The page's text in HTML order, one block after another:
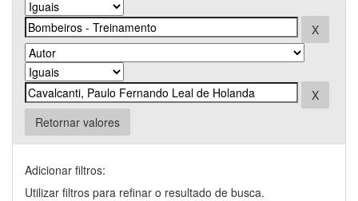
Retornar valores
Adicionar filtros:
Utilizar filtros para refinar o resultado de busca.